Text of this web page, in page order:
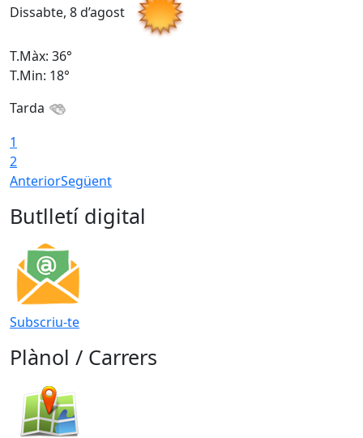
Dissabte, 8 d’agost
T.Màx: 36°
T.Min: 18°
Tarda
1
2
AnteriorSegüent
Butlletí digital
Subscriu-te
Plànol / Carrers